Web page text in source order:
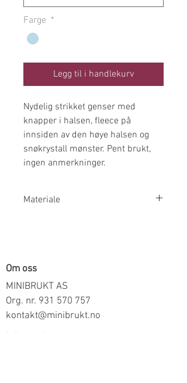
Farge *
Legg til i handlekurv
Nydelig strikket genser med
knapper i halsen, fleece på
innsiden av den høye halsen og
snøkrystall mønster. Pent brukt,
ingen anmerkninger.
Materiale
Om oss
MINIBRUKT AS
Org. nr. 931 570 757
kontakt@minibrukt.no